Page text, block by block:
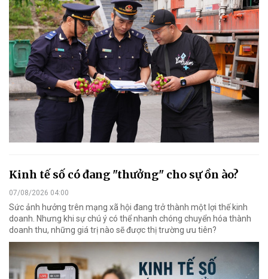
Kinh tế số có đang "thưởng" cho sự ồn ào?
07/08/2026 04:00
Sức ảnh hưởng trên mạng xã hội đang trở thành một lợi thế kinh
doanh. Nhưng khi sự chú ý có thể nhanh chóng chuyển hóa thành
doanh thu, những giá trị nào sẽ được thị trường ưu tiên?